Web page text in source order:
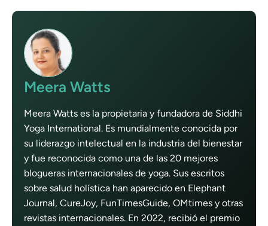
Meera Watts
Meera Watts es la propietaria y fundadora de Siddhi
Yoga International. Es mundialmente conocida por
su liderazgo intelectual en la industria del bienestar
y fue reconocida como una de las 20 mejores
blogueras internacionales de yoga. Sus escritos
sobre salud holística han aparecido en Elephant
Journal, CureJoy, FunTimesGuide, OMtimes y otras
revistas internacionales. En 2022, recibió el premio